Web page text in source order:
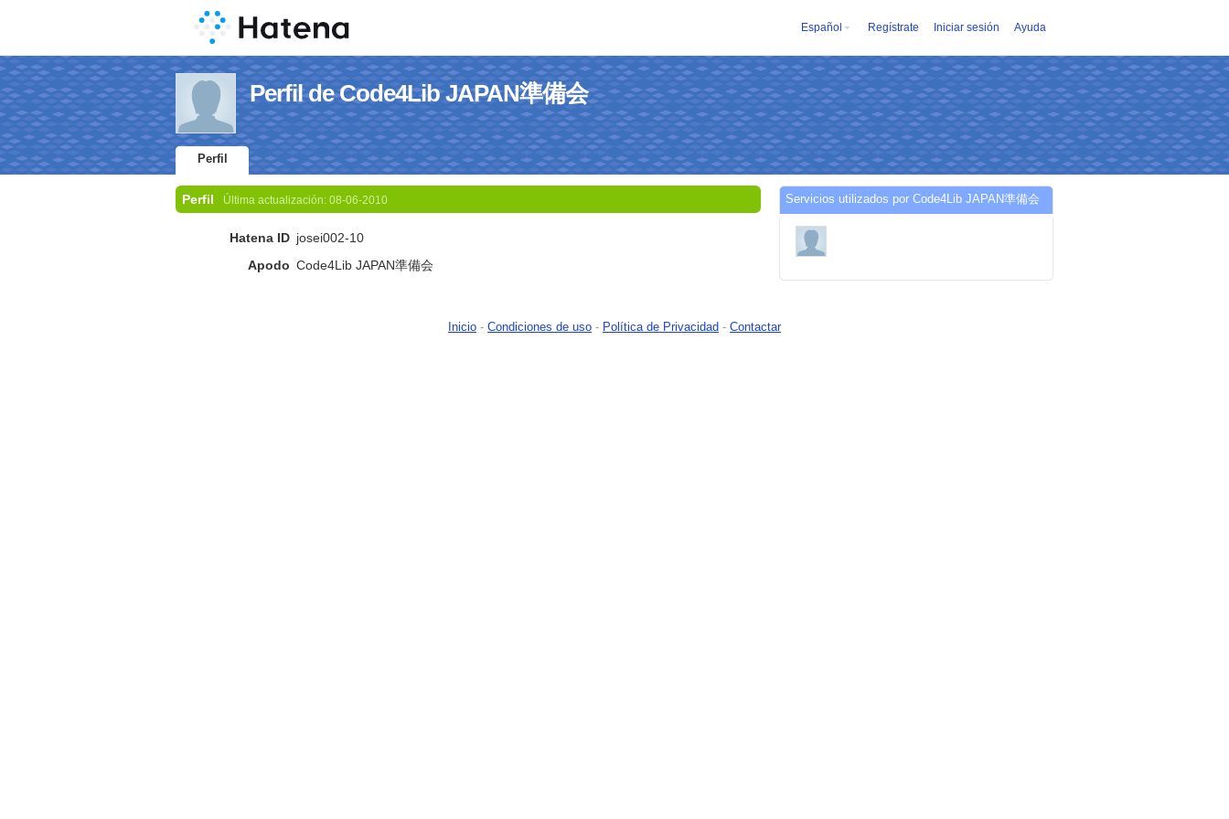
Español Regístrate Iniciar sesión Ayuda
Perfil de Code4Lib JAPAN準備会
Perfil
Perfil Última actualización: 08-06-2010
Hatena ID josei002-10
Apodo Code4Lib JAPAN準備会
Servicios utilizados por Code4Lib JAPAN準備会
Inicio - Condiciones de uso - Política de Privacidad - Contactar